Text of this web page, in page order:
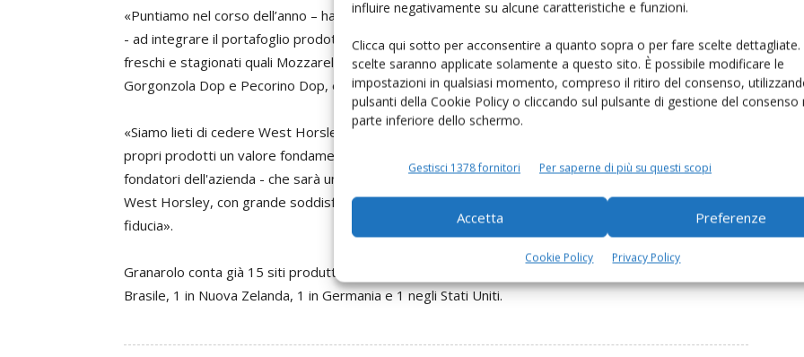
influire negativamente su alcune caratteristiche e funzioni.
Clicca qui sotto per acconsentire a quanto sopra o per fare scelte dettagliate.
scelte saranno applicate solamente a questo sito. È possibile modificare le
impostazioni in qualsiasi momento, compreso il ritiro del consenso,
pulsanti della Cookie Policy o cliccando sul pulsante di gestione del consenso
parte inferiore dello schermo.
Gestisci 1378 fornitori Per saperne di più su questi scopi
Accetta Preferenze
Cookie Policy Privacy Policy
«Puntiamo nel corso dell’anno – ha aggiuntoAnthony Bosco , Chief executive officer di Granarolo Uk
- ad integrare il portafoglio prodotti di West Horsley con la nostra vasta gamma di formaggi italiani
freschi e stagionati quali Mozzarella, Burrata, Stracciatella, Mascarpone, Parmigiano Reggiano Dop,
Gorgonzola Dop e Pecorino Dop, e altre specialità Italiane».
«Siamo lieti di cedere West Horsley Dairy a un'azienda come Granarolo, che ha fatto della qualità dei
propri prodotti un valore fondamentale. Siamo certi - hanno commentato
fondatori dell'azienda - che sarà una combinata perfetta e che massimizzerà il valore dell'offerta di
West Horsley, con grande soddisfazione dei numerosi clienti che negli anni hanno riposto in noi la loro
fiducia».
Granarolo conta già 15 siti produttivi dislocati sul territorio nazionale, 2 siti produttivi in Francia, 3 in
Brasile, 1 in Nuova Zelanda, 1 in Germania e 1 negli Stati Uniti.